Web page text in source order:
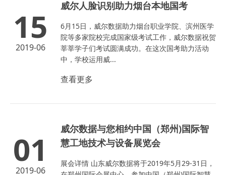
15
2019-06
威尔人脸识别助力烟台本地国考
6月15日，威尔数据助力烟台职业学院、滨州医学
院等多家院校完成国家级考试工作，威尔数据祝贺
莘莘学子们考试圆满成功。在这次国考助力活动
中，学校运用威...
查看更多
01
2019-06
威尔数据与您相约中国（郑州)国际智
慧工地技术与设备展览会
展会详情 山东威尔数据将于2019年5月29-31日，